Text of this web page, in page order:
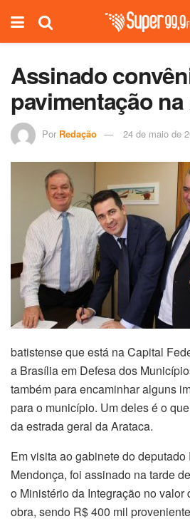
Assinado
pavimentação
Por Redação 24 de maio de
batistense que está na Capital
a Brasília em Defesa dos
também para encaminhar alguns
para o município. Um deles é o
da estrada geral da Arataca.
Em visita ao gabinete do
Mendonça, foi assinado na tarde
o Ministério da Integração no valor
obra, sendo R$ 400 mil